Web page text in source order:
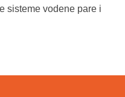
sisteme vodene pare i